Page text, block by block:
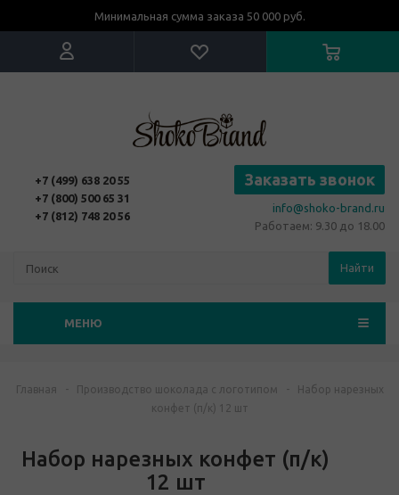
Минимальная сумма заказа 50 000 руб.
+7 (499) 638 20 55
+7 (800) 500 65 31
+7 (812) 748 20 56
Заказать звонок
info@shoko-brand.ru
Работаем: 9.30 до 18.00
Найти
МЕНЮ
Главная - Производство шоколада с логотипом -
Набор нарезных
конфет (п/к) 12 шт
Набор нарезных конфет (п/к)
12 шт